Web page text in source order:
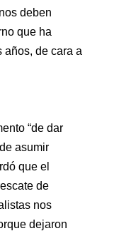
deben
que ha
años, de cara a
“de dar
asumir
que el
de
nos
dejaron